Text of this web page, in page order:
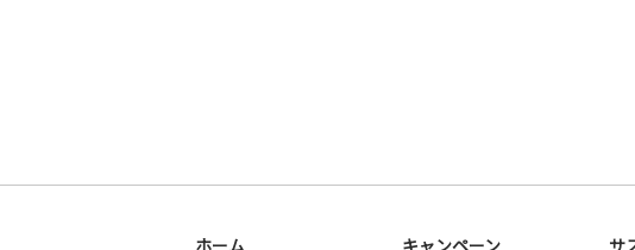
ホーム キャンペーン サ